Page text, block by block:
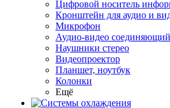
Цифровой носитель
Кронштейн для аудио и
Микрофон
Аудио-видео соединяющий
Наушники стерео
Видеопроектор
Планшет, ноутбук
Колонки
Ещё